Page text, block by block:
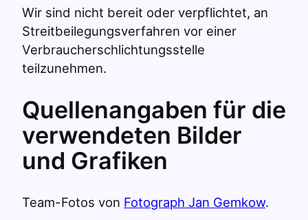
Wir sind nicht bereit oder verpflichtet, an
Streitbeilegungsverfahren vor einer
Verbraucherschlichtungsstelle
teilzunehmen.
Quellenangaben für die
verwendeten Bilder
und Grafiken
Team-Fotos von Fotograph Jan Gemkow.